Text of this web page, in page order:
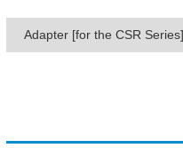
Adapter [for the CSR Series]